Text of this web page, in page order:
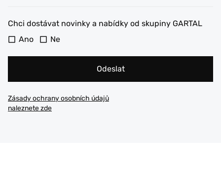
Chci dostávat novinky a nabídky od skupiny GARTAL
Ano
Ne
Odeslat
Zásady ochrany osobních údajů
naleznete zde